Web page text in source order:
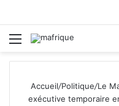
Menu
Accueil/Politique/Le
exécutive temporaire